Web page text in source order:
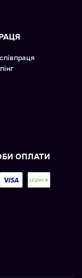
ОПЛАТИ